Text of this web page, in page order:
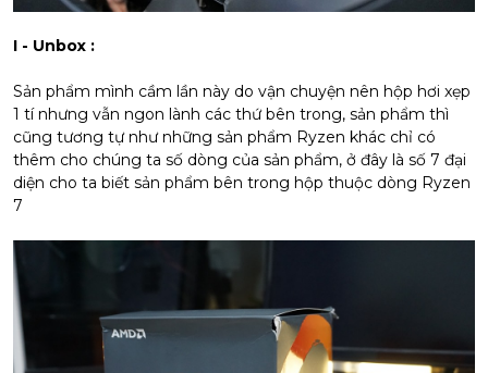
I - Unbox :
Sản phẩm mình cầm lần này do vận chuyện nên hộp hơi xẹp
1 tí nhưng vẫn ngon lành các thứ bên trong, sản phẩm thì
cũng tương tự như những sản phẩm Ryzen khác chỉ có
thêm cho chúng ta số dòng của sản phẩm, ở đây là số 7 đại
diện cho ta biết sản phẩm bên trong hộp thuộc dòng Ryzen
7